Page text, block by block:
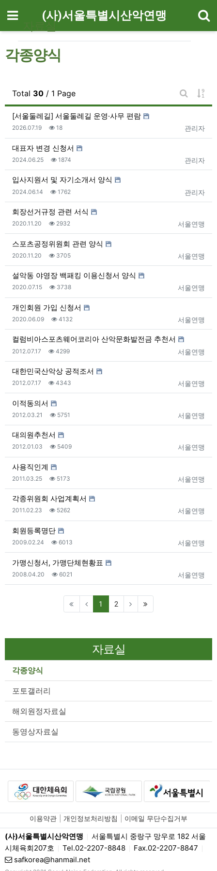
메뉴 (사)서울특별시산악연맹
자료실
각종양식
Total 30 / 1 Page
게시판 검
게
[서울둘레길] 서울둘레길 운영·사무 편람
등록자
관리자
등록일
2026.07.19 조회
18
대표자 변경 신청서
등록자
관리자
등록일
2024.06.25 조회
1874
입사지원서 및 자기소개서 양식
등록자
관리자
등록일
2024.06.14 조회
1762
회장선거규정 관련 서식
등록자
서울연맹
등록일
2020.11.20 조회
2932
스포츠공정위원회 관련 양식
등록자
서울연맹
등록일
2020.11.20 조회
3705
설악동 야영장 백패킹 이용신청서 양식
등록자
서울연맹
등록일
2020.07.15 조회
3738
개인회원 가입 신청서
등록자
서울연맹
등록일
2020.06.09 조회
4132
컬럼비아스포츠웨어코리아 산악문화발전금 추천서
등록자
서울연맹
등록일
2012.07.17 조회
4299
대한민국산악상 공적조서
등록자
서울연맹
등록일
2012.07.17 조회
4343
이적동의서
등록자
서울연맹
등록일
2012.03.21 조회
5751
대의원추천서
등록자
서울연맹
등록일
2012.01.03 조회
5409
사용직인계
등록자
서울연맹
등록일
2011.03.25 조회
5173
각종위원회 사업계획서
등록자
서울연맹
등록일
2011.02.23 조회
5262
회원등록명단
등록자
서울연맹
등록일
2009.02.24 조회
6013
가맹신청서, 가맹단체현황표
등록자
서울연맹
등록일
2008.04.20 조회
6021
1 (current)
2
자료실
각종양식
포토갤러리
해외원정자료실
동영상자료실
이용약관 개인정보처리방침 이메일 무단수집거부
(사)서울특별시산악연맹
서울특별시 중랑구 망우로 182 서울
시체육회207호
Tel.02-2207-8848 Fax.02-2207-8847
safkorea@hanmail.net